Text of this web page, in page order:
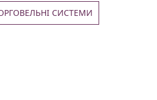
СИСТЕМИ